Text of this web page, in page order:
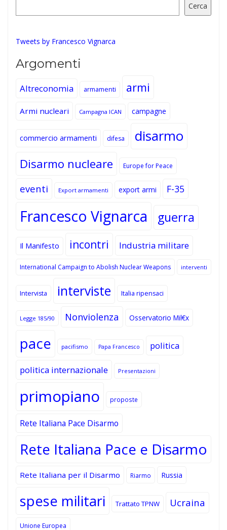
Cerca
Tweets by Francesco Vignarca
Argomenti
Altreconomia armamenti armi
Armi nucleari Campagna ICAN campagne
commercio armamenti difesa disarmo
Disarmo nucleare Europe for Peace
eventi Export armamenti export armi F-35
Francesco Vignarca guerra
Il Manifesto incontri Industria militare
International Campaign to Abolish Nuclear Weapons interventi
Intervista interviste Italia ripensaci
Legge 185/90 Nonviolenza Osservatorio Mil€x
pace pacifismo Papa Francesco politica
politica internazionale Presentazioni
primopiano proposte
Rete Italiana Pace Disarmo
Rete Italiana Pace e Disarmo
Rete Italiana per il Disarmo Riarmo Russia
spese militari Trattato TPNW Ucraina
Unione Europea